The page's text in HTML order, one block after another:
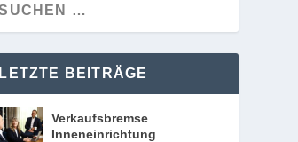
LETZTE BEITRÄGE
Verkaufsbremse
Inneneinrichtung